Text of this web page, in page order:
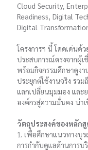
Cloud Security,
Readiness, Digital
Digital
โครงการฯ นี้ โดดเด่นด้
ประสบการณ์ตรงจากผู้
พร้อมกิจกรรมศึกษาดูง
ประยุกต์ใช้งานจริง รวม
แลกเปลี่ยนมุมมอง และ
องค์กรสู่ความมั่นคง น่า
วัตถุประสงค์ของหลัก
1. เพื่อศึกษาแนวทางบู
การกำกับดูแลด้านการบ